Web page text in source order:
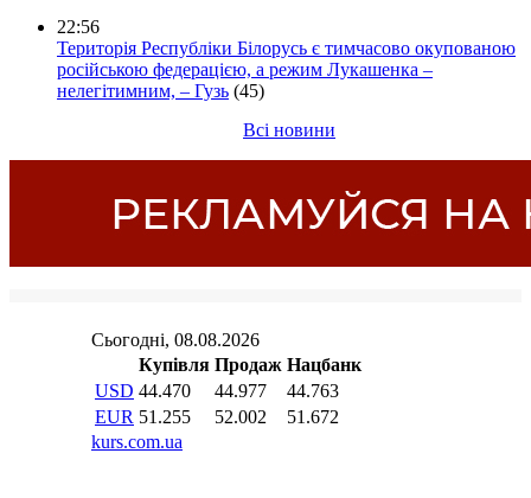
22:56
Територія Республіки Білорусь є тимчасово окупованою
російською федерацією, а режим Лукашенка –
нелегітимним, – Гузь (45)
Всі новини